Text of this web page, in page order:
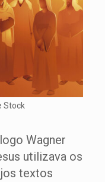
Stock
Wagner
utilizava os
textos